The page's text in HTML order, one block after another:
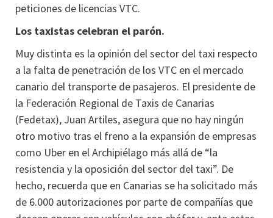
peticiones de licencias VTC.
Los taxistas celebran el parón.
Muy distinta es la opinión del sector del taxi respecto
a la falta de penetración de los VTC en el mercado
canario del transporte de pasajeros. El presidente de
la Federación Regional de Taxis de Canarias
(Fedetax), Juan Artiles, asegura que no hay ningún
otro motivo tras el freno a la expansión de empresas
como Uber en el Archipiélago más allá de “la
resistencia y la oposición del sector del taxi”. De
hecho, recuerda que en Canarias se ha solicitado más
de 6.000 autorizaciones por parte de compañías que